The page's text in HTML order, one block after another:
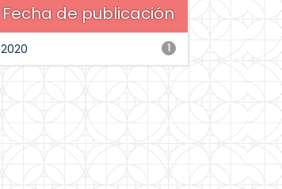
Fecha de publicación
1
2020